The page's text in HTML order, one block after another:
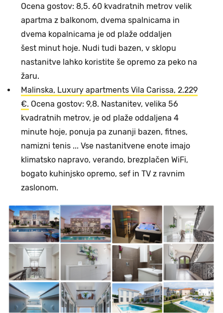
Ocena gostov: 8,5. 60 kvadratnih metrov velik
apartma z balkonom, dvema spalnicama in
dvema kopalnicama je od plaže oddaljen
šest minut hoje. Nudi tudi bazen, v sklopu
nastanitve lahko koristite še opremo za peko na
žaru.
Malinska, Luxury apartments Vila Carissa, 2.229
€. Ocena gostov: 9,8. Nastanitev, velika 56
kvadratnih metrov, je od plaže oddaljena 4
minute hoje, ponuja pa zunanji bazen, fitnes,
namizni tenis ... Vse nastanitvene enote imajo
klimatsko napravo, verando, brezplačen WiFi,
bogato kuhinjsko opremo, sef in TV z ravnim
zaslonom.